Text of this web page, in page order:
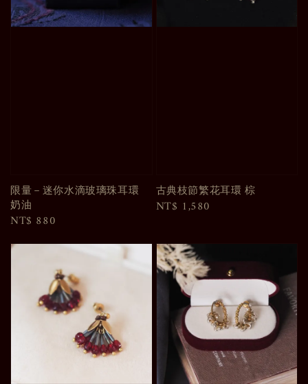
限量－迷你水滴玻璃珠耳環
奶油
Regular
NT$ 880
古典枝節繁花耳環 棕
Regular
NT$ 1,580